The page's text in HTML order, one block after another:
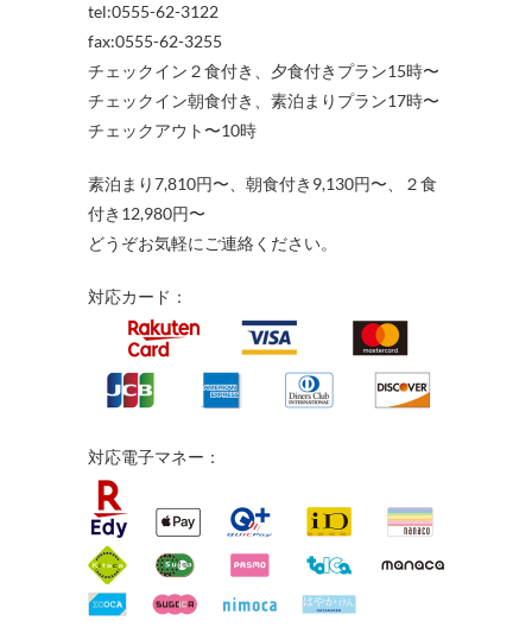
tel:0555-62-3122
fax:0555-62-3255
チェックイン２食付き、夕食付きプラン15時〜
チェックイン朝食付き、素泊まりプラン17時〜
チェックアウト〜10時
素泊まり7,810円〜、朝食付き9,130円〜、２食
付き12,980円〜
どうぞお気軽にご連絡ください。
対応カード：
対応電子マネー：